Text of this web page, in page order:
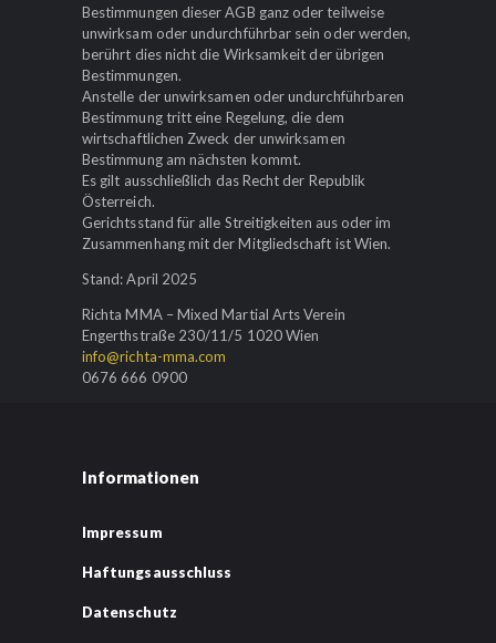
Bestimmungen dieser AGB ganz oder teilweise
unwirksam oder undurchführbar sein oder werden,
berührt dies nicht die Wirksamkeit der übrigen
Bestimmungen.
Anstelle der unwirksamen oder undurchführbaren
Bestimmung tritt eine Regelung, die dem
wirtschaftlichen Zweck der unwirksamen
Bestimmung am nächsten kommt.
Es gilt ausschließlich das Recht der Republik
Österreich.
Gerichtsstand für alle Streitigkeiten aus oder im
Zusammenhang mit der Mitgliedschaft ist Wien.
Stand: April 2025
Richta MMA – Mixed Martial Arts Verein
Engerthstraße 230/11/5 1020 Wien
info@richta-mma.com
0676 666 0900
Informationen
Impressum
Haftungsausschluss
Datenschutz